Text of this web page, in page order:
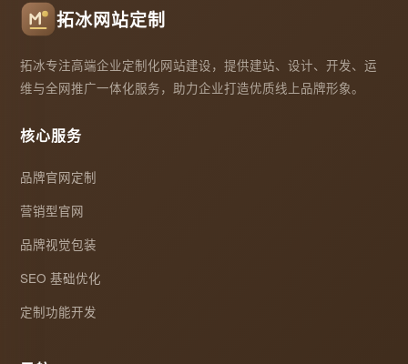
拓冰网站定制
拓冰专注高端企业定制化网站建设，提供建站、设计、开发、运
维与全网推广一体化服务，助力企业打造优质线上品牌形象。
核心服务
品牌官网定制
营销型官网
品牌视觉包装
SEO 基础优化
定制功能开发